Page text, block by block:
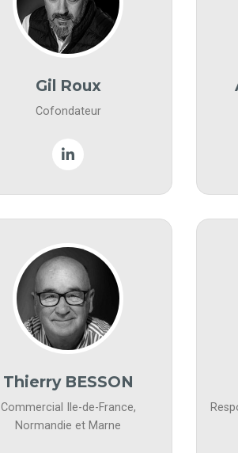
Gil Roux
Cofondateur
Thierry BESSON
Commercial Ile-de-France,
Normandie et Marne